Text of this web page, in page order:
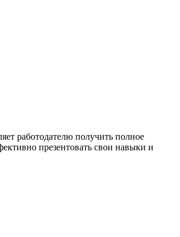
работодателю получить полное
презентовать свои навыки и